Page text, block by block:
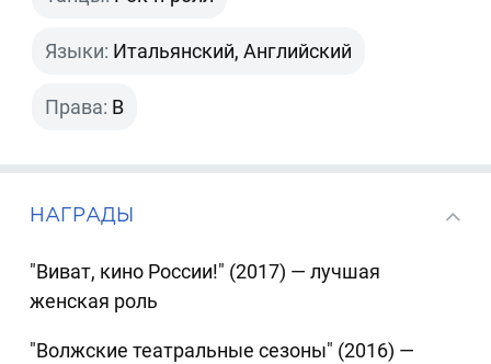
Языки: Итальянский, Английский
Права: B
НАГРАДЫ
"Виват, кино России!" (2017) — лучшая
женская роль
"Волжские театральные сезоны" (2016) —